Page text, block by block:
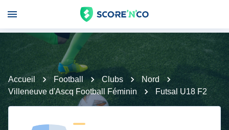
Accueil Football Clubs
Nord
Villeneuve d'Ascq Football Féminin
Futsal U18 F2